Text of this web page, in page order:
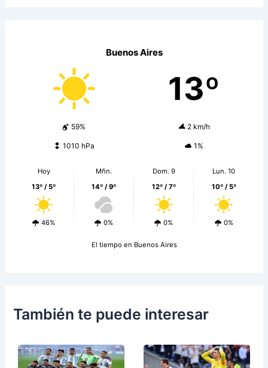
Buenos Aires
13º
59% 2 km/h
1010 hPa 1%
Hoy
13º / 5º
46%
Mñn.
14º / 9º
0%
Dom. 9
12º / 7º
0%
Lun. 10
10º / 5º
0%
El tiempo en Buenos Aires
También te puede interesar